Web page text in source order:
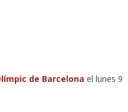
de Barcelona el lunes 9